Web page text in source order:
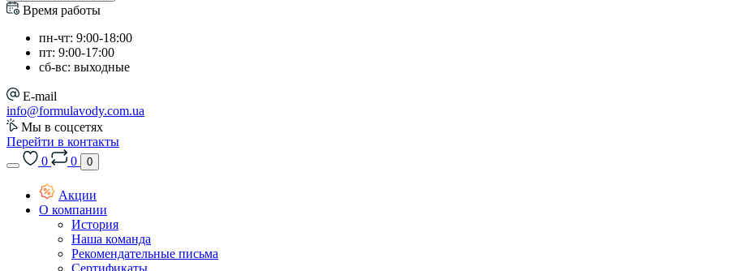
Время работы
пн-чт: 9:00-18:00
пт: 9:00-17:00
сб-вс: выходные
E-mail
info@formulavody.com.ua
Мы в соцсетях
Перейти в контакты
0
0 0
Акции
О компании
История
Наша команда
Рекомендательные письма
Сертификаты